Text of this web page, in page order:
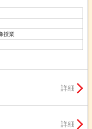
授業
詳細
詳細